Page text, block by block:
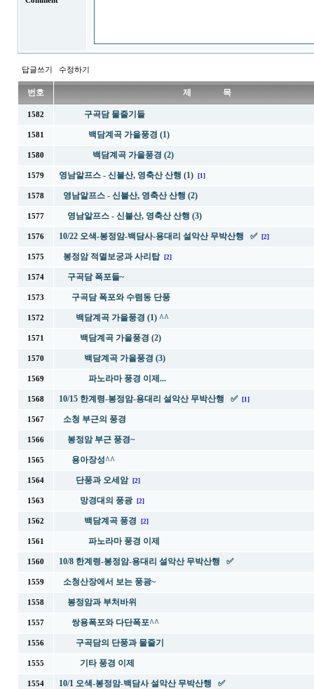
답글쓰기 수정하기
번호 제 목
1582 구곡담 물줄기들
1581 백담계곡 가을풍경 (1)
1580 백담계곡 가을풍경 (2)
1579 영남알프스 - 신불산, 영축산 산행 (1) [1]
1578 영남알프스 - 신불산, 영축산 산행 (2)
1577 영남알프스 - 신불산, 영축산 산행 (3)
1576 10/22 오색-봉정암-백담사-용대리 설악산 무박산행 ✅ [2]
1575 봉정암 적멸보궁과 사리탑 [2]
1574 구곡담 폭포들~
1573 구곡담 폭포와 수렴동 단풍
1572 백담계곡 가을풍경 (1) ^^
1571 백담계곡 가을풍경 (2)
1570 백담계곡 가을풍경 (3)
1569 파노라마 풍경 이제...
1568 10/15 한계령-봉정암-용대리 설악산 무박산행 ✅ [1]
1567 소청 부근의 풍경
1566 봉정암 부근 풍경~
1565 용아장성^^
1564 단풍과 오세암 [2]
1563 망경대의 풍광 [2]
1562 백담계곡 풍경 [2]
1561 파노라마 풍경 이제
1560 10/8 한계령-봉정암-용대리 설악산 무박산행 ✅
1559 소청산장에서 보는 풍광~
1558 봉정암과 부처바위
1557 쌍용폭포와 다단폭포^^
1556 구곡담의 단풍과 물줄기
1555 기타 풍경 이제
1554 10/1 오색-봉정암-백담사 설악산 무박산행 ✅